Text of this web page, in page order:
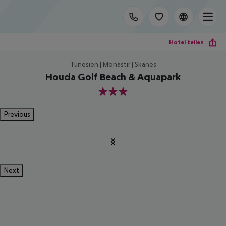
Hotel teilen
Tunesien | Monastir | Skanes
Houda Golf Beach & Aquapark
3
Previous
Next